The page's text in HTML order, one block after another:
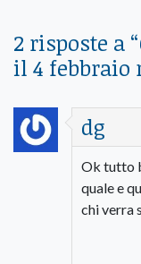
2 risposte a “
il 4 febbraio
dg
Ok tutto
quale e
chi verra